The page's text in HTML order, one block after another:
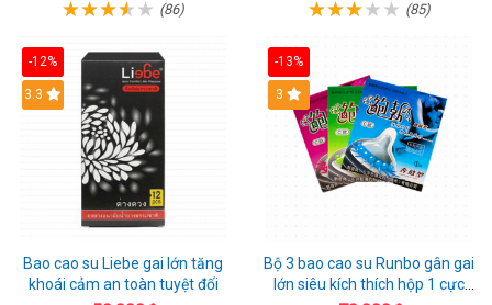
(86) (85)
-12%
3.3
Bao cao su Liebe gai lớn tăng
khoái cảm an toàn tuyệt đối
-13%
3
Bộ 3 bao cao su Runbo gân gai
lớn siêu kích thích hộp 1 cực